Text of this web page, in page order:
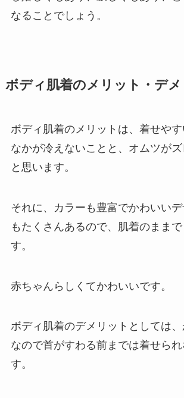
なることでしょう。
ボディ肌着のメリット・デメ
ボディ肌着のメリットは、着せや
なかが冷えないことと、オムツが
と思います。
それに、カラーも豊富でかわいい
もたくさんあるので、肌着のままで
す。
赤ちゃんらしくてかわいいです。
ボディ肌着のデメリットとしては
なので首がすわる前までは着せら
す。